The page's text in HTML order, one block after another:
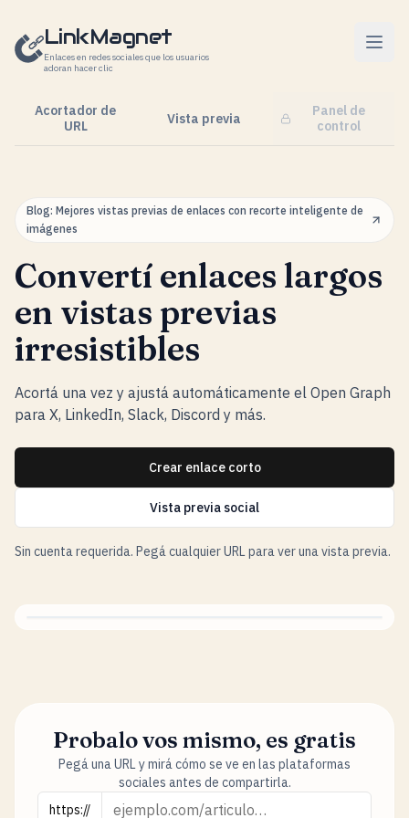
LinkMagnet
Enlaces en redes sociales que los usuarios
adoran hacer clic
Acortador de
URL
Vista previa
Panel de
control
Blog: Mejores vistas previas de enlaces con recorte inteligente de
imágenes
Convertí enlaces largos
en vistas previas
irresistibles
Acortá una vez y ajustá automáticamente el Open Graph
para X, LinkedIn, Slack, Discord y más.
Crear enlace corto
Vista previa social
Sin cuenta requerida. Pegá cualquier URL para ver una vista previa.
Probalo vos mismo, es gratis
Pegá una URL y mirá cómo se ve en las plataformas
sociales antes de compartirla.
URL
https://